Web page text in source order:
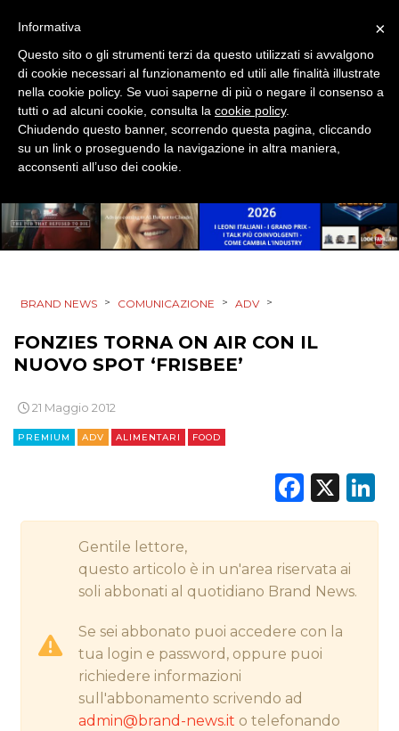
EVENTI
MOBILE
PROMOZIONI
PUNTI VENDITA
CINEMA
RADIO / AUDIO
BRAND NEWS > COMUNICAZIONE > ADV >
FONZIES TORNA ON AIR CON IL
NUOVO SPOT ‘FRISBEE’
21 Maggio 2012
PREMIUM ADV ALIMENTARI FOOD
X
Gentile lettore,
questo articolo è in un'area riservata ai
soli abbonati al quotidiano Brand News.
Se sei abbonato puoi accedere con la
tua login e password, oppure puoi
richiedere informazioni
sull'abbonamento scrivendo ad
admin@brand-news.it o telefonando
×
Informativa
Questo sito o gli strumenti terzi da questo utilizzati si avvalgono
di cookie necessari al funzionamento ed utili alle finalità illustrate
nella cookie policy. Se vuoi saperne di più o negare il consenso a
tutti o ad alcuni cookie, consulta la cookie policy.
Chiudendo questo banner, scorrendo questa pagina, cliccando
su un link o proseguendo la navigazione in altra maniera,
acconsenti all’uso dei cookie.